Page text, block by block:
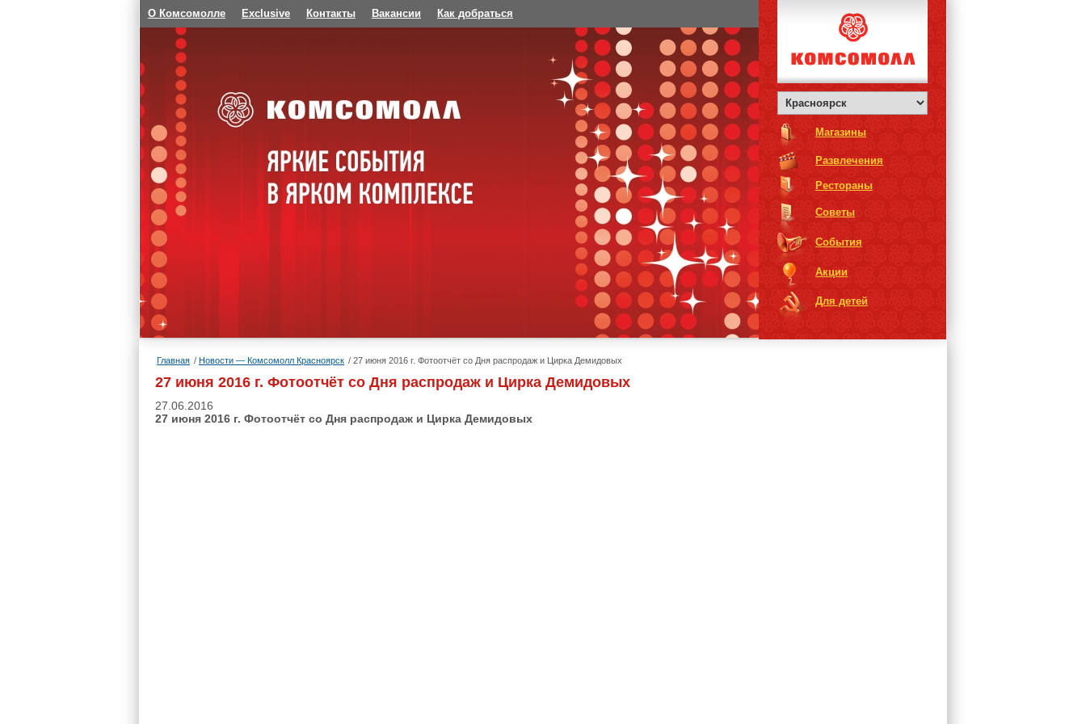
О Комсомолле Exclusive Контакты Вакансии Как добраться
Магазины
Развлечения
Рестораны
Советы
События
Акции
Для детей
Главная Новости — Комсомолл Красноярск 27 июня 2016 г. Фотоотчёт со Дня распродаж и Цирка Демидовых
27 июня 2016 г. Фотоотчёт со Дня распродаж и Цирка Демидовых
27.06.2016
27 июня 2016 г. Фотоотчёт со Дня распродаж и Цирка Демидовых